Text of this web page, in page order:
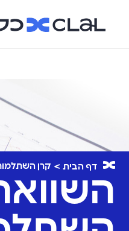
דף הבית קרן